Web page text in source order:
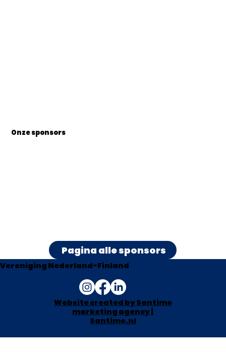
Onze sponsors
Pagina alle sponsors
Vereniging Nederland-Finland
Website created by Santimo
marketing agency |
Santimo.nl